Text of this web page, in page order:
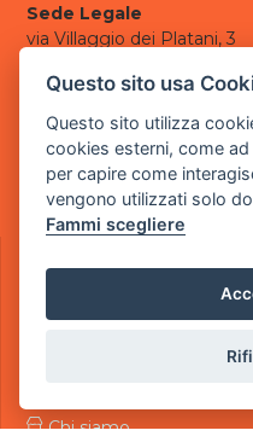
Sede Legale
via Villaggio dei Platani, 3
via Industriale, 2 - 25082
Partita iva 03308130982
Cod. SDI: USAL8PV
e-mail:
Chi siamo
Questo sito usa
Questo sito utilizza
cookies esterni, come
per capire come
vengono utilizzati solo
Fammi scegliere